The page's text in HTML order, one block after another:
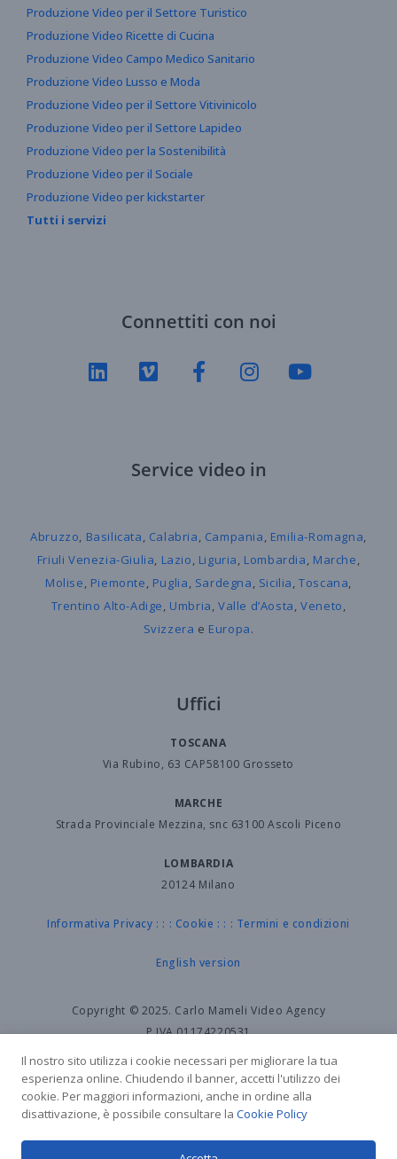
Produzione Video per il Settore Turistico
Produzione Video Ricette di Cucina
Produzione Video Campo Medico Sanitario
Produzione Video Lusso e Moda
Produzione Video per il Settore Vitivinicolo
Produzione Video per il Settore Lapideo
Produzione Video per la Sostenibilità
Produzione Video per il Sociale
Produzione Video per kickstarter
Tutti i servizi
Connettiti con noi
Service video in
Abruzzo, Basilicata, Calabria, Campania, Emilia-Romagna,
Friuli Venezia-Giulia, Lazio, Liguria, Lombardia, Marche,
Molise, Piemonte, Puglia, Sardegna, Sicilia,Toscana,
Trentino Alto-Adige, Umbria,Valle d’Aosta,Veneto,
Svizzera e Europa.
Uffici
TOSCANA
Via Rubino, 63 CAP58100 Grosseto
MARCHE
Strada Provinciale Mezzina, snc 63100 Ascoli Piceno
LOMBARDIA
20124 Milano
Informativa Privacy : : : Cookie : : : Termini e condizioni
English version
Copyright © 2025. Carlo Mameli Video Agency
P.IVA.01174220531
Agenzia Video iscritta al Registro delle Imprese
REA: GR-80774 codice ATECO 59.11
Produzione Cinematografica e di Video.
Agenzie Video / Case di produzione video in Italia
Operatori Riprese Aeree APR / ENAC
Il nostro sito utilizza i cookie necessari per migliorare la tua
esperienza online. Chiudendo il banner, accetti l'utilizzo dei
cookie. Per maggiori informazioni, anche in ordine alla
disattivazione, è possibile consultare la Cookie Policy